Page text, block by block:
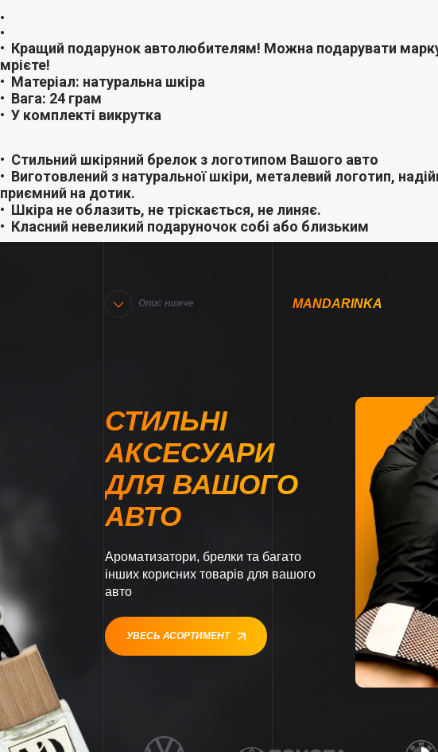
Кращий подарунок автолюбителям! Можна подарувати
мрієте!
Матеріал: натуральна шкіра
Вага: 24 грам
У комплекті викрутка
Стильний шкіряний брелок з логотипом Вашого авто
Виготовлений з натуральної шкіри, металевий логотип,
приємний на дотик.
Шкіра не облазить, не тріскається, не линяє.
Класний невеликий подаруночок собі або близьким
Опис нижче MANDARINKA
СТИЛЬНІ
АКСЕСУАРИ
ДЛЯ ВАШОГО
АВТО
Ароматизатори, брелки та багато
інших корисних товарів для вашого
авто
УВЕСЬ АСОРТИМЕНТ